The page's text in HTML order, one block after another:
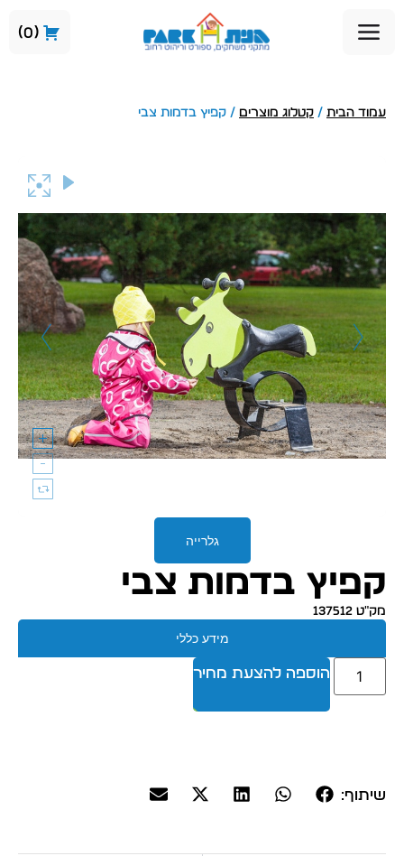
0
עמוד הבית / קטלוג מוצרים / קפיץ בדמות צבי
קפיץ בדמות צבי
מק״ט 137512
מידע כללי
הוספה להצעת מחיר
שיתוף:
גלרייה